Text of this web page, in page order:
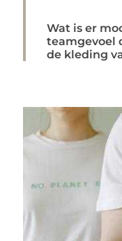
Wat is er
teamgevoel
de kleding